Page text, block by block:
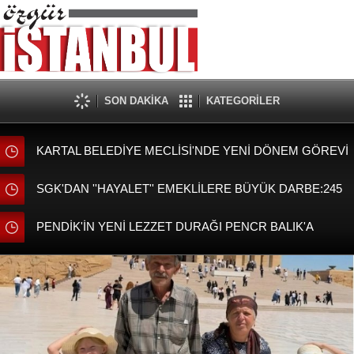
SON DAKİKA KATEGORİLER
KARTAL BELEDİYE MECLİSİ'NDE YENİ DÖNEM GÖREVİ
DAĞILIMI BELLİ OLDU
SGK'DAN ''HAYALET'' EMEKLİLERE BÜYÜK DARBE:245
BİN KİŞİNİ MAAŞI KESİLDİ!
PENDİK'İN YENİ LEZZET DURAĞI PENCR BALIK'A
BAŞKAN AHMET CİN'DEN ZİYARET